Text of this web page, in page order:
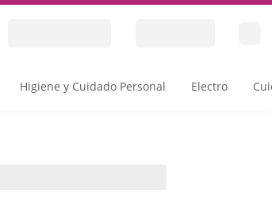
Higiene y Cuidado Personal Electro